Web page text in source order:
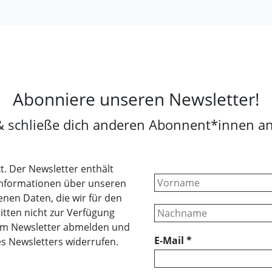
Abonniere unseren Newsletter!
schließe dich anderen Abonnent*innen
Der Newsletter enthält
über unseren
Daten, die wir für den
nicht zur Verfügung
Newsletter abmelden und
Newsletters widerrufen.
E-Mail *